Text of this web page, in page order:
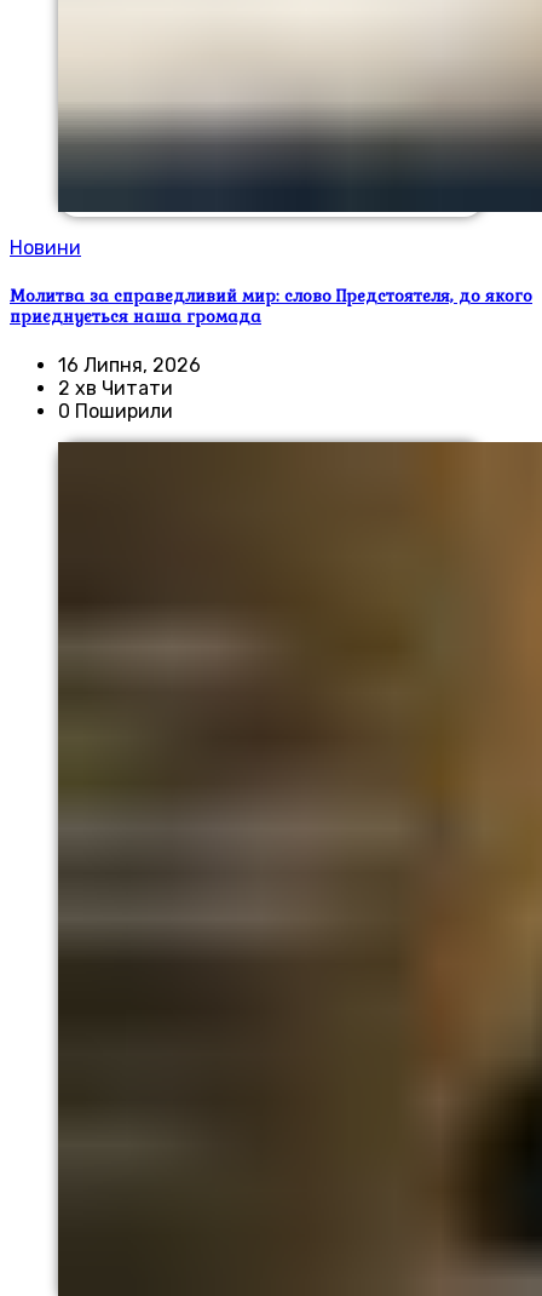
Новини
Молитва за справедливий мир: слово Предстоятеля, до якого
приєднується наша громада
16 Липня, 2026
2 хв Читати
0 Поширили